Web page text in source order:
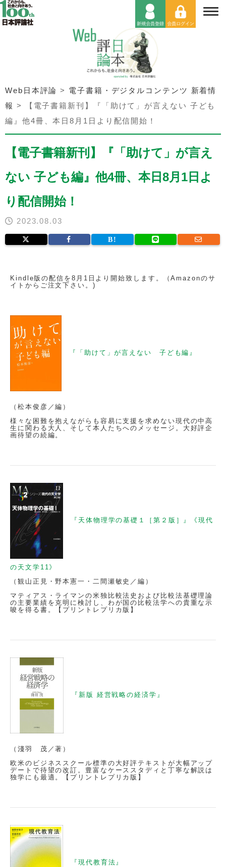
Web日本評論 > 電子書籍・デジタルコンテンツ 新着情
報 >
【電子書籍新刊】『「助けて」が言えない 子ども
編』他4冊、本日8月1日より配信開始！
【電子書籍新刊】『「助けて」が言え
ない 子ども編』他4冊、本日8月1日よ
り配信開始！
2023.08.03
Kindle版の配信を8月1日より開始致します。（Amazonのサ
イトからご注文下さい。)
『「助けて」が言えない 子ども編』
（松本俊彦／編）
様々な困難を抱えながらも容易に支援を求めない現代の中高
生に関わる大人、そして本人たちへのメッセージ。大好評企
画待望の続編。
『天体物理学の基礎１［第２版］』《現代
の天文学11》
（観山正見・野本憲一・二間瀬敏史／編）
マティアス・ライマンの米独比較法史および比較法基礎理論
の主要業績を克明に検討し、わが国の比較法学への貴重な示
唆を得る書。【プリントレプリカ版】
『新版 経営戦略の経済学』
（淺羽 茂／著）
欧米のビジネススクール標準の大好評テキストが大幅アップ
デートで待望の改訂。豊富なケーススタディと丁寧な解説は
独学にも最適。【プリントレプリカ版】
『現代教育法』